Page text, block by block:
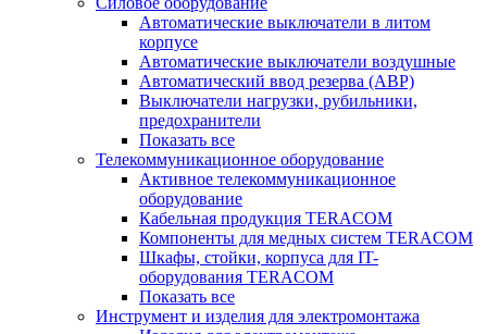
Автоматические выключатели в литом
корпусе
Автоматические выключатели воздушные
Автоматический ввод резерва (АВР)
Выключатели нагрузки, рубильники,
предохранители
Показать все
Телекоммуникационное оборудование
Активное телекоммуникационное
оборудование
Кабельная продукция TERACOM
Компоненты для медных систем TERACOM
Шкафы, стойки, корпуса для IT-
оборудования TERACOM
Показать все
Инструмент и изделия для электромонтажа